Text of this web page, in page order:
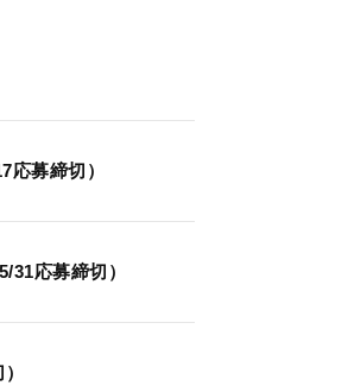
募締切）
31応募締切）